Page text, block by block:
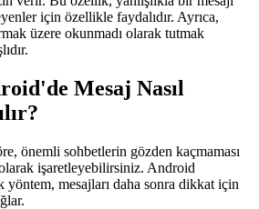
için özellikle faydalıdır. Ayrıca,
üzere okunmadı olarak tutmak
Mesaj Nasıl
önemli sohbetlerin gözden kaçmaması
işaretleyebilirsiniz. Android
yöntem, mesajları daha sonra dikkat için